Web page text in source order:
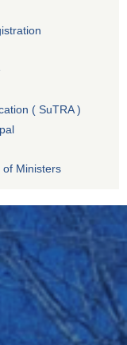
( SuTRA )
of Ministers